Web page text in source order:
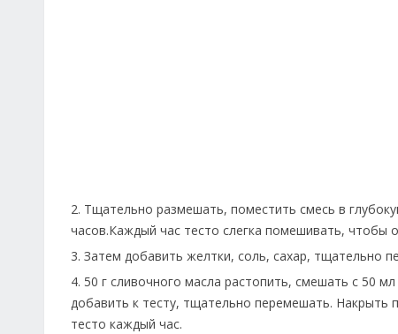
2. Тщательно размешать, поместить смесь в
часов.Каждый час тесто слегка помешивать, чтобы
3. Затем добавить желтки, соль, сахар, тщательно
4. 50 г сливочного масла растопить, смешать с 50
добавить к тесту, тщательно перемешать. Накрыть
тесто каждый час.